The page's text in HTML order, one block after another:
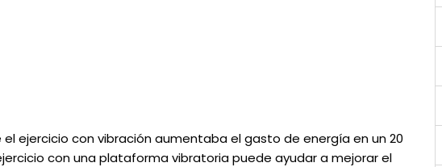
ejercicio con vibración aumentaba el gasto de energía en un 20
con una plataforma vibratoria puede ayudar a mejorar el